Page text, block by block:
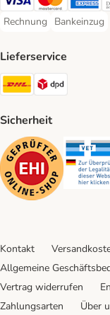
Visa Payment Method
Mastercard
Rechnung
Rechnung Payment
Bankeinzug
Bankeinzug
Lieferservice
DHL Shipping
Sicherheit
Security
Kontakt
Allgemeine
Vertrag widerrufen
Zahlungsarten
Über